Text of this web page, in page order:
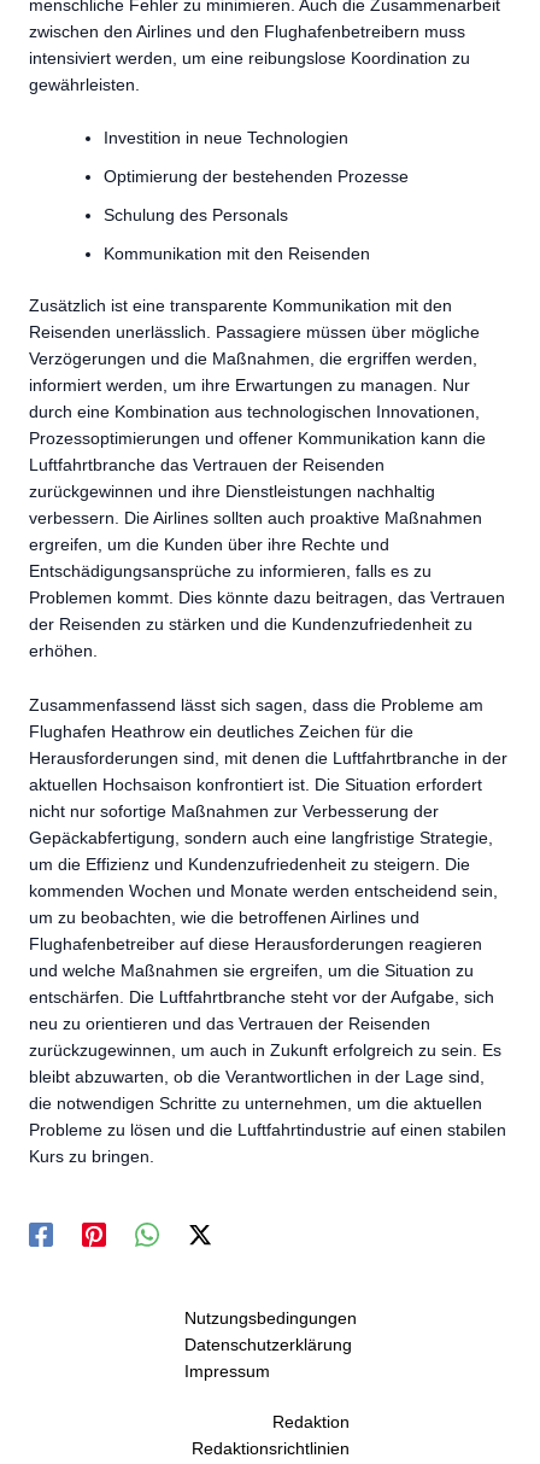
menschliche Fehler zu minimieren. Auch die Zusammenarbeit
zwischen den Airlines und den Flughafenbetreibern muss
intensiviert werden, um eine reibungslose Koordination zu
gewährleisten.
Investition in neue Technologien
Optimierung der bestehenden Prozesse
Schulung des Personals
Kommunikation mit den Reisenden
Zusätzlich ist eine transparente Kommunikation mit den
Reisenden unerlässlich. Passagiere müssen über mögliche
Verzögerungen und die Maßnahmen, die ergriffen werden,
informiert werden, um ihre Erwartungen zu managen. Nur
durch eine Kombination aus technologischen Innovationen,
Prozessoptimierungen und offener Kommunikation kann die
Luftfahrtbranche das Vertrauen der Reisenden
zurückgewinnen und ihre Dienstleistungen nachhaltig
verbessern. Die Airlines sollten auch proaktive Maßnahmen
ergreifen, um die Kunden über ihre Rechte und
Entschädigungsansprüche zu informieren, falls es zu
Problemen kommt. Dies könnte dazu beitragen, das Vertrauen
der Reisenden zu stärken und die Kundenzufriedenheit zu
erhöhen.
Zusammenfassend lässt sich sagen, dass die Probleme am
Flughafen Heathrow ein deutliches Zeichen für die
Herausforderungen sind, mit denen die Luftfahrtbranche in der
aktuellen Hochsaison konfrontiert ist. Die Situation erfordert
nicht nur sofortige Maßnahmen zur Verbesserung der
Gepäckabfertigung, sondern auch eine langfristige Strategie,
um die Effizienz und Kundenzufriedenheit zu steigern. Die
kommenden Wochen und Monate werden entscheidend sein,
um zu beobachten, wie die betroffenen Airlines und
Flughafenbetreiber auf diese Herausforderungen reagieren
und welche Maßnahmen sie ergreifen, um die Situation zu
entschärfen. Die Luftfahrtbranche steht vor der Aufgabe, sich
neu zu orientieren und das Vertrauen der Reisenden
zurückzugewinnen, um auch in Zukunft erfolgreich zu sein. Es
bleibt abzuwarten, ob die Verantwortlichen in der Lage sind,
die notwendigen Schritte zu unternehmen, um die aktuellen
Probleme zu lösen und die Luftfahrtindustrie auf einen stabilen
Kurs zu bringen.
Nutzungsbedingungen
Datenschutzerklärung
Impressum
Redaktion
Redaktionsrichtlinien